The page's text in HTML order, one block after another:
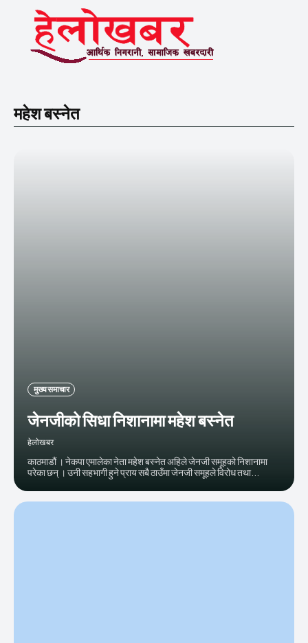
महेश बस्नेत
मुख्य समाचार
जेनजीको सिधा निशानामा महेश बस्नेत
हेलाेखबर
काठमाडौं । नेकपा एमालेका नेता महेश बस्नेत अहिले जेनजी समूहको निशानामा
परेका छन् । उनी सहभागी हुने प्राय सबै ठाउँमा जेनजी समूहले विरोध तथा...